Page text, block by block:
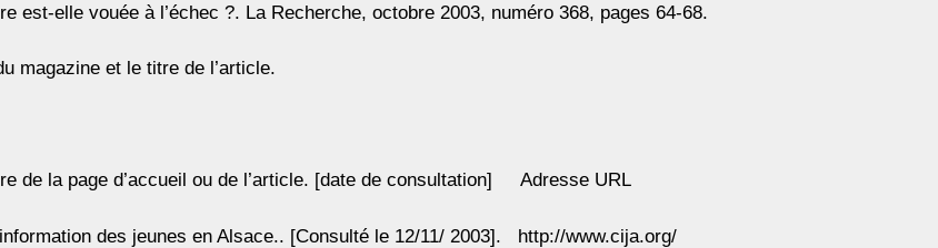
est-elle vouée à l’échec ?. La Recherche, octobre 2003, numéro 368, pages 64-68.
magazine et le titre de l’article.
de la page d’accueil ou de l’article. [date de consultation] Adresse URL
des jeunes en Alsace.. [Consulté le 12/11/ 2003]. http://www.cija.org/